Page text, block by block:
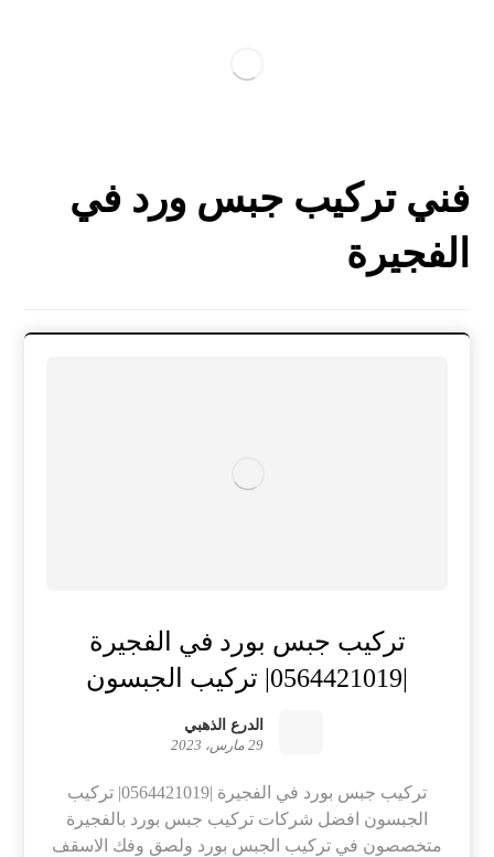
فني تركيب جبس ورد في
الفجيرة
تركيب جبس بورد في الفجيرة
|0564421019| تركيب الجبسون
الدرع الذهبي
29 مارس، 2023
تركيب جبس بورد في الفجيرة |0564421019| تركيب
الجبسون افضل شركات تركيب جبس بورد بالفجيرة
متخصصون في تركيب الجبس بورد ولصق وفك الاسقف